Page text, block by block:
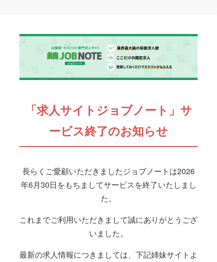
「求人サイトジョブノート」サ
ービス終了のお知らせ
長らくご愛顧いただきましたジョブノートは2026
年6月30日をもちましてサービスを終了いたしまし
た。
これまでご利用いただきまして誠にありがとうござ
いました。
最新の求人情報につきましては、下記姉妹サイトよ